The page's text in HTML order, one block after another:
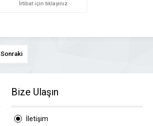
İrtibat için tıklayınız
Sonraki
Bize Ulaşın
İletişim